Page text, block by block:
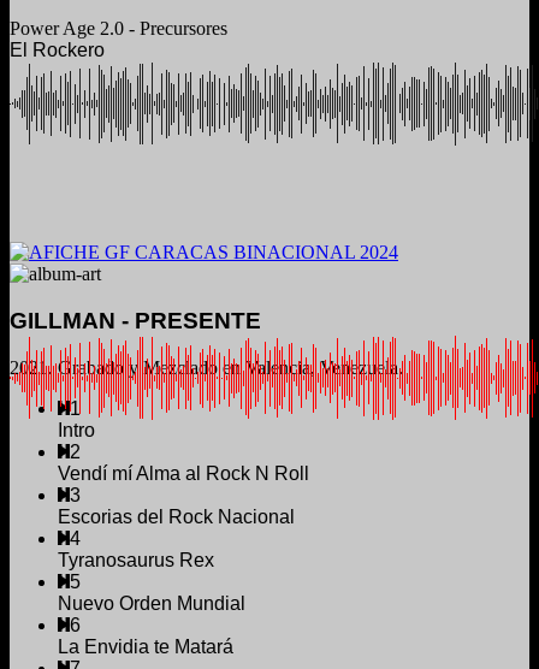
Power Age 2.0 - Precursores
El Rockero
GILLMAN - PRESENTE
2021. Grabado y Mezclado en Valencia, Venezuela.
1
Intro
2
Vendí mí Alma al Rock N Roll
3
Escorias del Rock Nacional
4
Tyranosaurus Rex
5
Nuevo Orden Mundial
6
La Envidia te Matará